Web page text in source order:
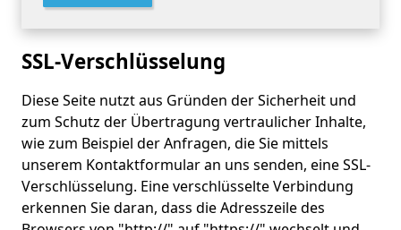
SSL-Verschlüsselung
Diese Seite nutzt aus Gründen der Sicherheit und
zum Schutz der Übertragung vertraulicher Inhalte,
wie zum Beispiel der Anfragen, die Sie mittels
unserem Kontaktformular an uns senden, eine SSL-
Verschlüsselung. Eine verschlüsselte Verbindung
erkennen Sie daran, dass die Adresszeile des